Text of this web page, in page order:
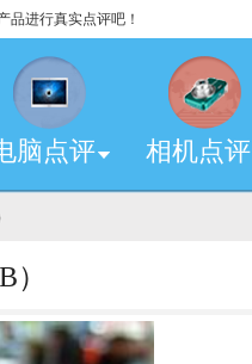
品进行真实点评吧！
脑点评 相机点评